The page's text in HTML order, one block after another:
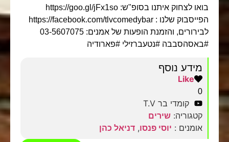
בואו לצחוק איתנו בסופ"ש: https://goo.gl/jFx1so
הפייסבוק שלנו : https://facebook.com/tlvcomedybar
לבירורים, והזמנת הופעות של אמנים: 03-5607075
#באסהסבבה #נטעברזילי #פארודיה
מידע נוסף
Like
0
קומדי בר T.V
קטגוריה: שירים
אומנים : יוסי פנסו, דניאל כהן